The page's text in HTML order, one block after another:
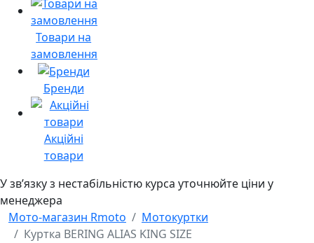
Товари на
замовлення
Бренди
Акційні
товари
У звʼязку з нестабільністю курса уточнюйте ціни у
менеджера
Мото-магазин Rmoto
Мотокуртки
Куртка BERING ALIAS KING SIZE